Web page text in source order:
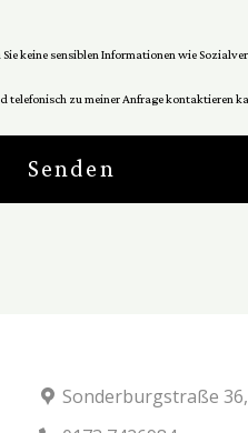
keine sensiblen Informationen wie
telefonisch zu meiner Anfrage kontaktieren
Senden
Sonderburgstraße